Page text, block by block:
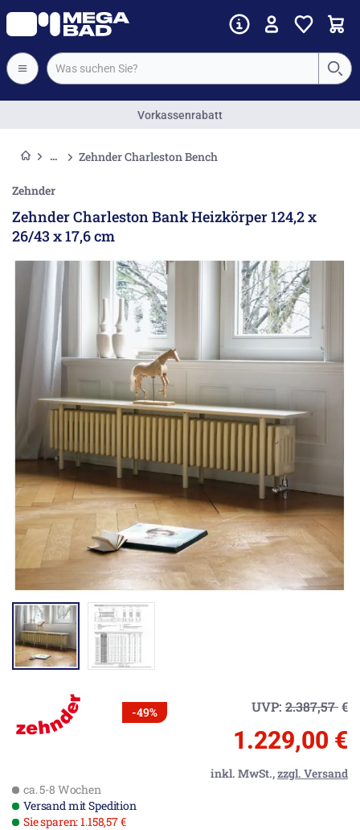
Vorkassenrabatt
Zehnder Charleston Bench
Zehnder
Zehnder Charleston Bank Heizkörper 124,2 x
26/43 x 17,6 cm
-49% UVP: 2.387,57€
1.229,00 €
inkl. MwSt.,zzgl. Versand
ca. 5-8 Wochen
Versand mit Spedition
Sie sparen: 1.158,57 €